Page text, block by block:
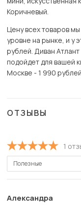
Коричневый.
Цену всех товаров
уровне на рынке, и у
рублей. Диван
подойдет для вашей
Москве - 1 990
ОТЗЫВЫ
1
Полезные
Полезные
Новые
Александра